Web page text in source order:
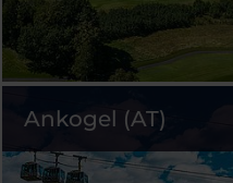
Ankogel (AT)